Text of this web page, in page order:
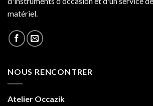
matériel.
NOUS RENCONTRER
Atelier Occazik